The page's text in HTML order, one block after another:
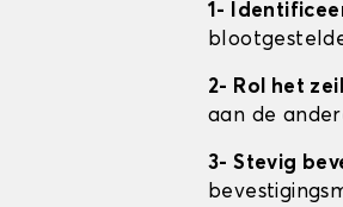
1-
2- Rol het
aan de
3- Stevig